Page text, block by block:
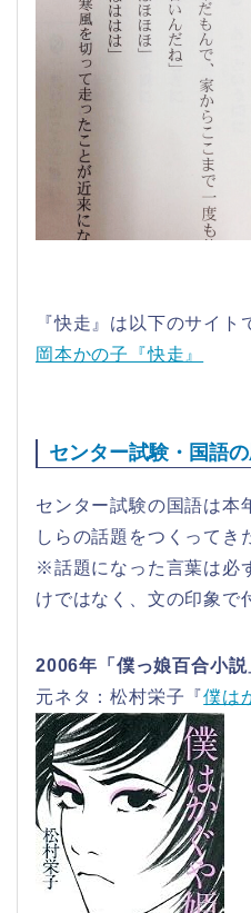
『快走』は以下のサイト
岡本かの子『快走』
センター試験・国語
センター試験の国語は本
しらの話題をつくってき
※話題になった言葉は必
けではなく、文の印象で
2006年「僕っ娘百合小説
元ネタ：松村栄子『僕は